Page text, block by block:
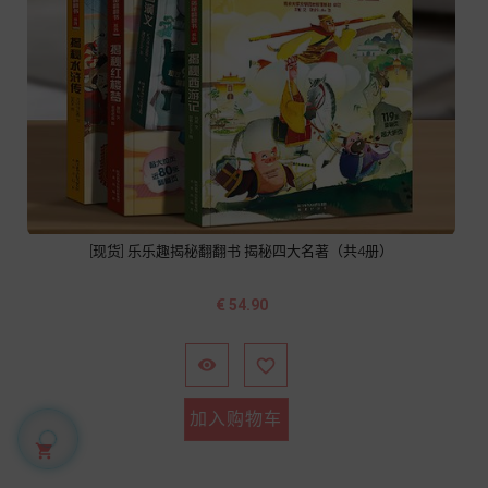
[现货] 乐乐趣揭秘翻翻书 揭秘四大名著（共4册）
价
€ 54.90
 
加入购物车
